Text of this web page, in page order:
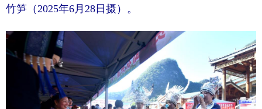
竹笋（2025年6月28日摄）。